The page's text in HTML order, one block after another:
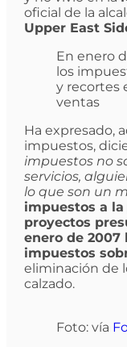
oficial de la
Upper East
En enero
los
y recortes
ventas
Ha expresado,
impuestos,
impuestos no
servicios,
lo que son un
impuestos a
proyectos
enero de 2007
impuestos
eliminación de
calzado.
Foto: vía